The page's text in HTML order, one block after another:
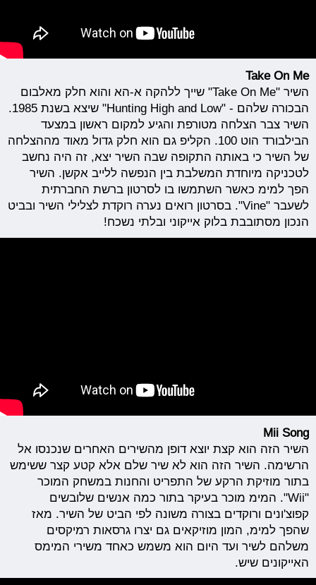
Take On Me
השיר "Take On Me" שייך ללהקה א-הא והוא חלק מאלבום
הבכורה שלהם - "Hunting High and Low" שיצא בשנת 1985.
השיר צבר הצלחה מטורפת והגיע למקום ראשון במצעד
הבילבורד הוט 100. הקליפ גם הוא חלק גדול מאוד מההצלחה
של השיר כי באותה התקופה שבה השיר יצא, זה היה נחשב
לטכניקה מיוחדת המשלבת בין הנפשה ללייב אקשן. השיר
הפך למימ כאשר השתמשו בו לסרטון ברשת החברתית
לשעבר "Vine". בסרטון רואים נערה רוקדת לצלילי השיר ובביט
הנכון מסתובבת בלוק אייקוני ובלתי נשכח!
Mii Song
השיר הזה הוא קצת יוצא דופן מהשירים האחרים שנכנסו אל
הרשימה. השיר הזה הוא לא שיר שלם אלא קטע קצר ששימש
בתור מוזיקת הרקע של התפריט והחנות במשחק המוכר
"Wii". המימ מוכר בעיקר בתור כמה אנשים שלובשים
קפוצ'ונים ורוקדים בצורה משונה לפי הביט של השיר. מאז
שהפך למימ, המון מוזיקאים גם יצרו גרסאות רמיקסים
משלהם לשיר ועד היום הוא משמש כאחד משירי המימס
האייקונים שיש.